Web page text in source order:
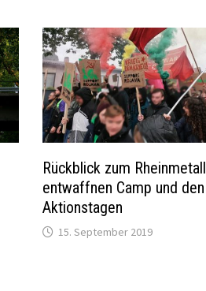
Rückblick zum Rheinmetall
entwaffnen Camp und den
Aktionstagen
15. September 2019